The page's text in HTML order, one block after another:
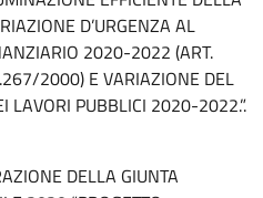
D’URGENZA AL
2020-2022 (ART.
2000) E VARIAZIONE DEL
LAVORI PUBBLICI 2020-2022.”.
DELLA GIUNTA